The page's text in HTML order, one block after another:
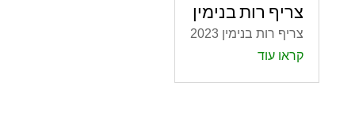
צריף רות בנימין
צריף רות בנימין 2023
קראו עוד